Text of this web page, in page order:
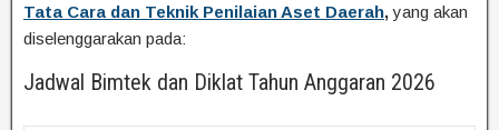
Tata Cara dan Teknik Penilaian Aset Daerah,yang akan
diselenggarakan pada:
Jadwal Bimtek dan Diklat Tahun Anggaran 2026